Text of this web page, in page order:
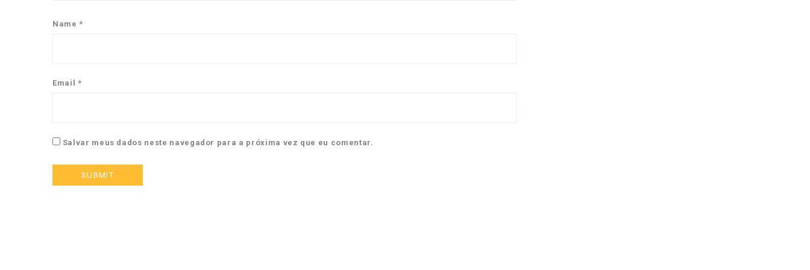
Name*
Email *
Salvar meus dados neste navegador para a próxima vez que eu comentar.